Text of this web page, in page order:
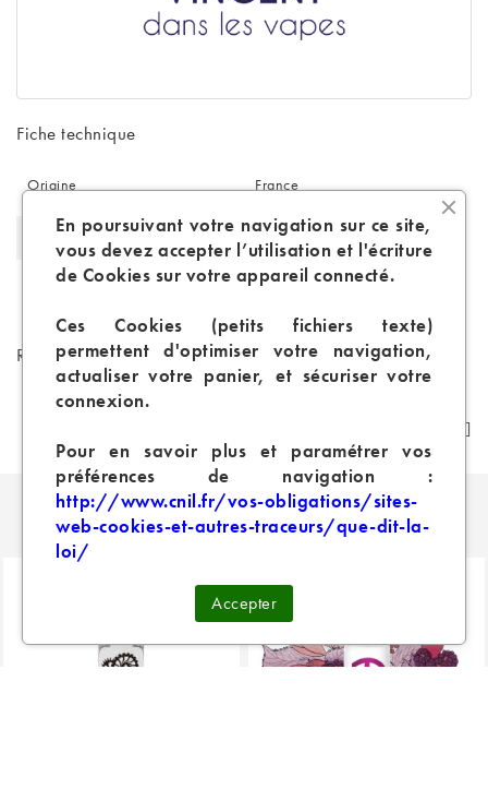
Fiche technique
Origine France
PG/VG 50/50
Non
Références spécifiques
PRODUITS SIMILAIRES
En poursuivant votre navigation sur ce site,
vous devez accepter l’utilisation et l'écriture
de Cookies sur votre appareil connecté.
Ces Cookies (petits fichiers texte)
permettent d'optimiser votre navigation,
actualiser votre panier, et sécuriser votre
connexion.
Pour en savoir plus et paramétrer vos
préférences de navigation :
http://www.cnil.fr/vos-obligations/sites-
web-cookies-et-autres-traceurs/que-dit-la-
loi/
Accepter